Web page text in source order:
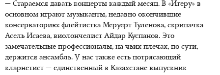
— Стараемся давать концерты каждый месяц. В «Игеру» в
основном играют музыканты, недавно окончившие
консерваторию: флейтистка Меруерт Туленова, скрипачка
Асель Исаева, виолончелист Айдар Куспанов. Это
замечательные профессионалы, на чьих плечах, по сути,
держится ансамбль. У нас также есть потрясающий
кларнетист — единственный в Казахстане выпускник